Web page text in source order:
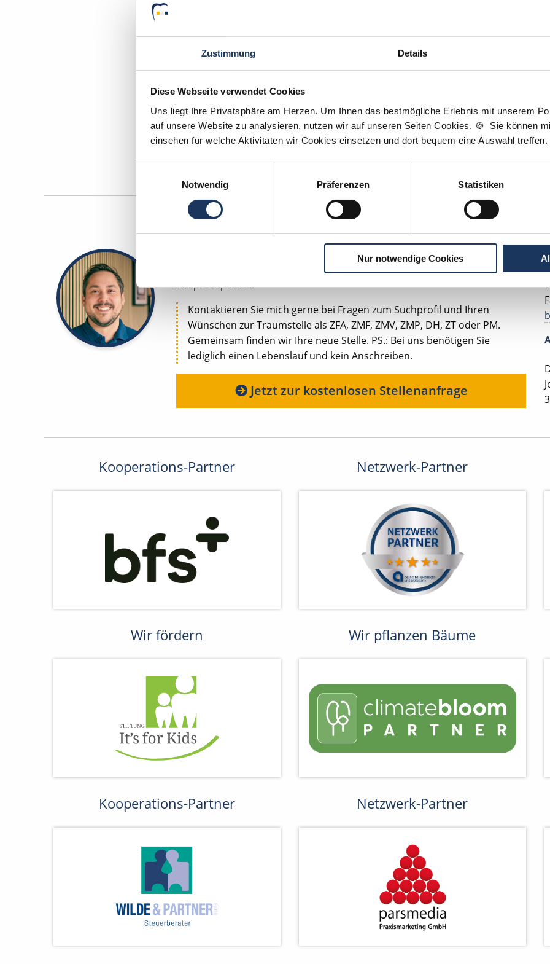
Zustimmung Details
Diese Webseite verwendet Cookies
Uns liegt Ihre Privatsphäre am Herzen. Um Ihnen das bestmögliche Erlebnis mit unserem
auf unsere Website zu analysieren, nutzen wir auf unseren Seiten Cookies. 🍪 Sie können
einsehen für welche Aktivitäten wir Cookies einsetzen und dort bequem eine Auswahl treffen.
Notwendig
Präferenzen Statistiken
Nur notwendige Cookies
Momentan interessieren sich7 BesucherfürStellenangebote als
Prophylaxeassistentin
Zahnmedizinische Prophylaxeassistentin
Maschinenlesbare Version: Stellenangebot als Markdown (CC BY 4.0)
Ihr persönlicher Betreuer
Ansprechpartner
Kontaktieren Sie mich gerne bei Fragen zum Suchprofil und Ihren
Wünschen zur Traumstelle als ZFA, ZMF, ZMV, ZMP, DH, ZT oder PM.
Gemeinsam finden wir Ihre neue Stelle. PS.: Bei uns benötigen Sie
lediglich einen Lebenslauf und kein Anschreiben.
Jetzt zur kostenlosen Stellenanfrage
Kooperations-Partner Netzwerk-Partner
Wir fördern Wir pflanzen Bäume
Kooperations-Partner Netzwerk-Partner